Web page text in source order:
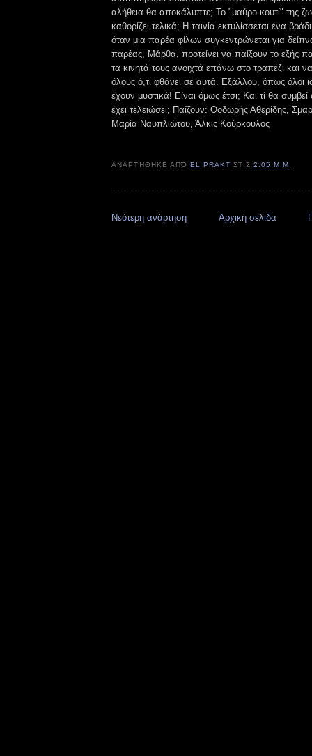
αλήθεια θα αποκάλυπτε; Το "μαύρο κουτί" της
καθορίζει τελικά; Η ταινία εκτυλίσσεται ένα
όταν μια παρέα φίλων συγκεντρώνεται για
παρέας, Μάρθα, προτείνει να παίξουν το εξής
τα κινητά τους ανοιχτά επάνω στο τραπέζι και
όλους ό,τι φθάνει σε αυτά. Εξάλλου, όπως όλοι
έχουν μυστικά! Είναι όμως έτσι; Και τί θα
έχει τελειώσει; Παίζουν: Θοδωρής Αθερίδης,
Μαρία Ναυπλιώτου, Άλκις Κούρκουλος
ΑΝΑΡΤΉΘΗΚΕ ΑΠΌEL PRAKT ΣΤΙΣ2:05 Μ.Μ.
Νεότερη ανάρτηση Αρχική σελίδα